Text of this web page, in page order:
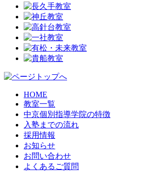
HOME
教室一覧
中京個別指導学院の特徴
入塾までの流れ
採用情報
お知らせ
お問い合わせ
よくあるご質問